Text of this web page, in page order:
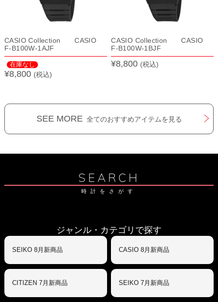
CASIO Collection CASIO
F-B100W-1AJF
在庫なし
¥8,800 (税込)
CASIO Collection CASIO
F-B100W-1BJF
¥8,800 (税込)
SEE MORE 全てのおすすめアイテムを見る
SEARCH
時計をさがす
ジャンル・カテゴリで探す
SEIKO 8月新商品 CASIO 8月新商品
CITIZEN 7月新商品 SEIKO 7月新商品